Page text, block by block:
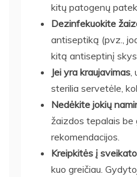
kitų patogenų
Dezinfekuokite
antiseptiką (pvz.,
kitą antiseptinį
Jei yra kraujavimas
sterilia servetėle,
Nedėkite jokių
žaizdos tepalais be
rekomendacijos.
Kreipkitės į
kuo greičiau.